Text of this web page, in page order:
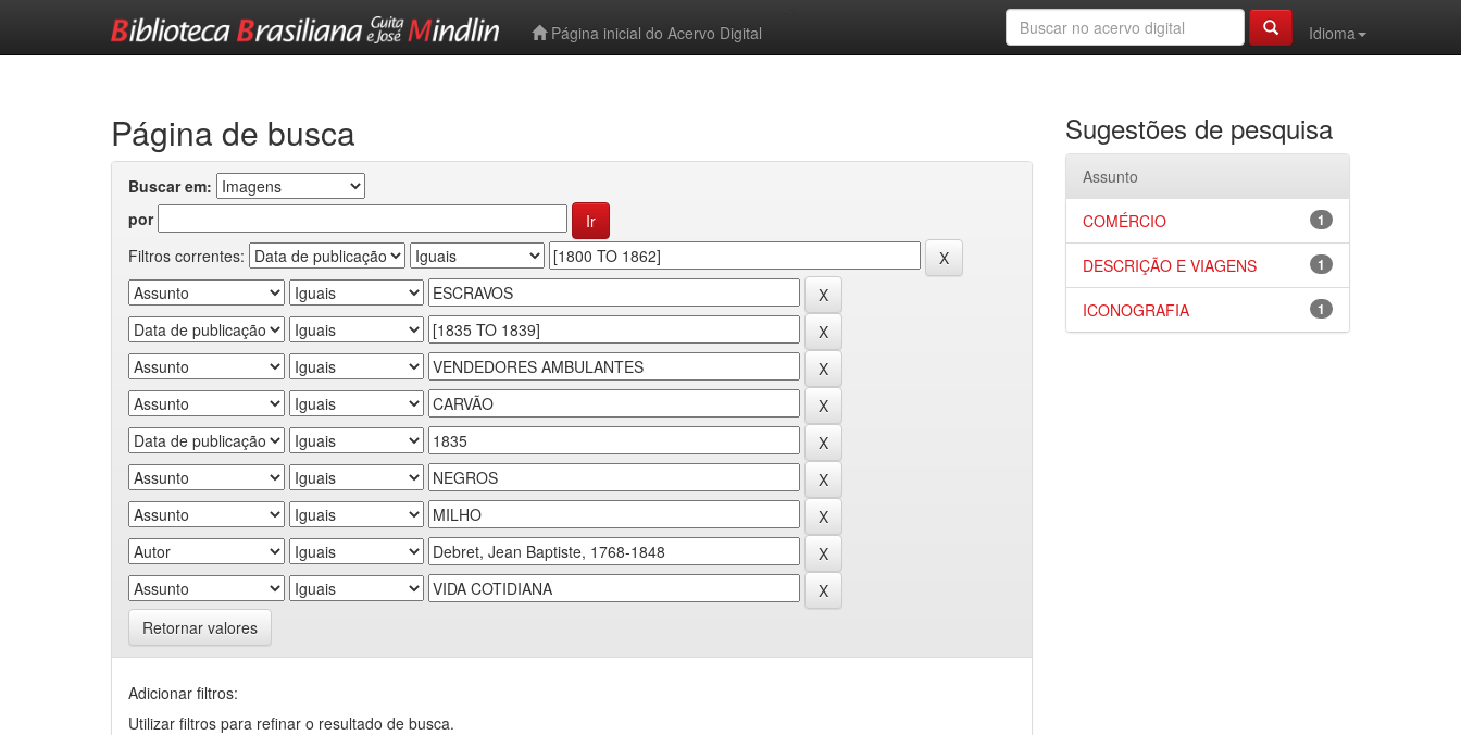
Página inicial do Acervo Digital
Idioma
Página de busca
Buscar em:
por
Filtros correntes:
Retornar valores
Adicionar filtros:
Utilizar filtros para refinar o resultado de busca.
Sugestões de pesquisa
Assunto
1
COMÉRCIO
1
DESCRIÇÃO E VIAGENS
1
ICONOGRAFIA